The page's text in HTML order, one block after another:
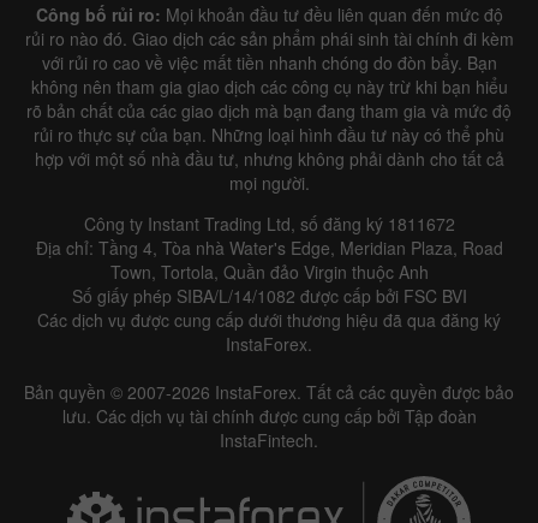
Công bố rủi ro: Mọi khoản đầu tư đều liên quan đến mức độ
rủi ro nào đó. Giao dịch các sản phẩm phái sinh tài chính đi kèm
với rủi ro cao về việc mất tiền nhanh chóng do đòn bẩy. Bạn
không nên tham gia giao dịch các công cụ này trừ khi bạn hiểu
rõ bản chất của các giao dịch mà bạn đang tham gia và mức độ
rủi ro thực sự của bạn. Những loại hình đầu tư này có thể phù
hợp với một số nhà đầu tư, nhưng không phải dành cho tất cả
mọi người.
Công ty Instant Trading Ltd, số đăng ký 1811672
Địa chỉ: Tầng 4, Tòa nhà Water's Edge, Meridian Plaza, Road
Town, Tortola, Quần đảo Virgin thuộc Anh
Số giấy phép SIBA/L/14/1082 được cấp bởi FSC BVI
Các dịch vụ được cung cấp dưới thương hiệu đã qua đăng ký
InstaForex.
Bản quyền © 2007-2026 InstaForex. Tất cả các quyền được bảo
lưu. Các dịch vụ tài chính được cung cấp bởi Tập đoàn
InstaFintech.